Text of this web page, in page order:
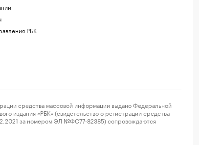
РБК
средства массовой информации выдано Федеральной
издания «РБК» (свидетельство о регистрации средства
за номером ЭЛ №ФС77-82385) сопровождаются